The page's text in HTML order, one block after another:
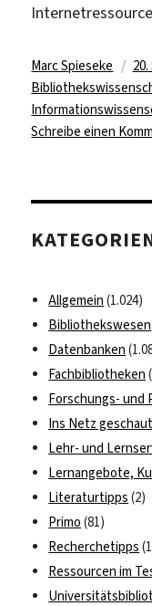
Autor
Marc Spieseke
am
Schreibe einen
Allgemein (1.024)
Bibliothekswesen
Datenbanken
Fachbibliotheken
Forschungs- und
Ins Netz geschaut
Lehr- und
Lernangebote,
Literaturtipps (2)
Primo (81)
Recherchetipps
Ressourcen im